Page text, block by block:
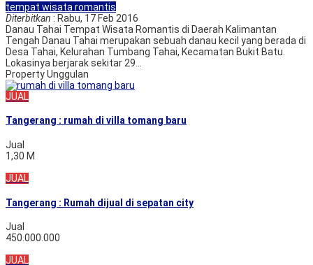
tempat wisata romantis
Diterbitkan : Rabu, 17 Feb 2016
Danau Tahai Tempat Wisata Romantis di Daerah Kalimantan
Tengah Danau Tahai merupakan sebuah danau kecil yang berada di
Desa Tahai, Kelurahan Tumbang Tahai, Kecamatan Bukit Batu.
Lokasinya berjarak sekitar 29...
Property Unggulan
JUAL
Tangerang : rumah di villa tomang baru
Jual
1,30 M
JUAL
Tangerang : Rumah dijual di sepatan city
Jual
450.000.000
JUAL